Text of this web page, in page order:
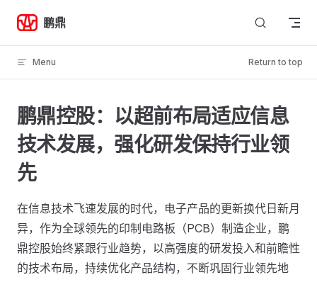
Skip to content
鹏鼎
Menu Return to top
鹏鼎控股：以超前布局适应信息
技术发展，强化研发保持行业领
先
在信息技术飞速发展的时代，电子产品的更新换代日新月
异，作为全球领先的印制电路板（PCB）制造企业，鹏
鼎控股始终紧跟行业趋势，以高强度的研发投入和前瞻性
的技术布局，持续优化产品结构，不断巩固行业领先地